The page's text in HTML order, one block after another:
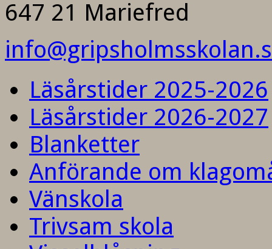
647 21 Mariefred
Läsårstider 2025-2026
Läsårstider 2026-2027
Blanketter
Anförande om
Vänskola
Trivsam skola